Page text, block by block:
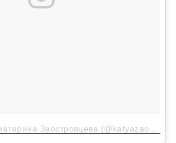
A post shared by Екатерина Заостровцева (@katyazao_wellness)